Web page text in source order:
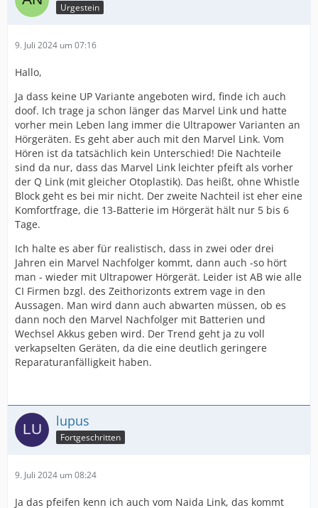
Urgestein
9. Juli 2024 um 07:16
Hallo,
Ja dass keine UP Variante angeboten wird, finde ich auch
doof. Ich trage ja schon länger das Marvel Link und hatte
vorher mein Leben lang immer die Ultrapower Varianten an
Hörgeräten. Es geht aber auch mit den Marvel Link. Vom
Hören ist da tatsächlich kein Unterschied! Die Nachteile
sind da nur, dass das Marvel Link leichter pfeift als vorher
der Q Link (mit gleicher Otoplastik). Das heißt, ohne Whistle
Block geht es bei mir nicht. Der zweite Nachteil ist eher eine
Komfortfrage, die 13-Batterie im Hörgerät hält nur 5 bis 6
Tage.
Ich halte es aber für realistisch, dass in zwei oder drei
Jahren ein Marvel Nachfolger kommt, dann auch -so hört
man - wieder mit Ultrapower Hörgerät. Leider ist AB wie alle
CI Firmen bzgl. des Zeithorizonts extrem vage in den
Aussagen. Man wird dann auch abwarten müssen, ob es
dann noch den Marvel Nachfolger mit Batterien und
Wechsel Akkus geben wird. Der Trend geht ja zu voll
verkapselten Geräten, da die eine deutlich geringere
Reparaturanfälligkeit haben.
lupus
Fortgeschritten
9. Juli 2024 um 08:24
Ja das pfeifen kenn ich auch vom Naida Link, das kommt